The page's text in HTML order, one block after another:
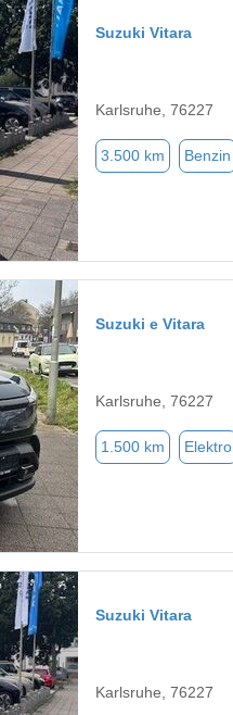
Suzuki Vitara
Karlsruhe, 76227
3.500 km Benzin
Suzuki e Vitara
Karlsruhe, 76227
1.500 km Elektro
Suzuki Vitara
Karlsruhe, 76227